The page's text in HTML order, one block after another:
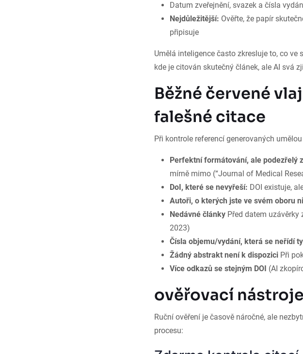
Datum zveřejnění, svazek a čísla
Nejdůležitější: Ověřte, že papír
připisuje
Umělá inteligence často zkresluje to, co
kde je citován skutečný článek, ale AI svá
Běžné červené
falešné citace
Při kontrole referencí generovaných
Perfektní formátování, ale podezřelý
mírně mimo (“Journal of Medical
DoI, které se nevyřeší: DOI existuje,
Autoři, o kterých jste ve svém oboru
Nedávné články Před datem uzávěrky
2023)
Čísla objemu/vydání, která se neřídí
Žádný abstrakt není k dispozici Při
Více odkazů se stejným DOI (AI
ověřovací
Ruční ověření je časově náročné, ale
procesu: